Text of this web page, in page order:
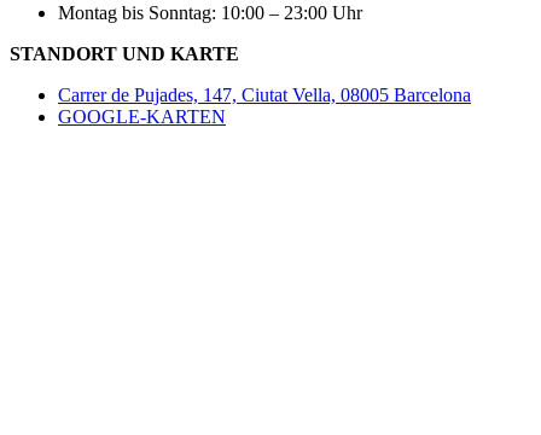
Montag bis Sonntag: 10:00 – 23:00 Uhr
STANDORT UND KARTE
Carrer de Pujades, 147, Ciutat Vella, 08005 Barcelona
GOOGLE-KARTEN